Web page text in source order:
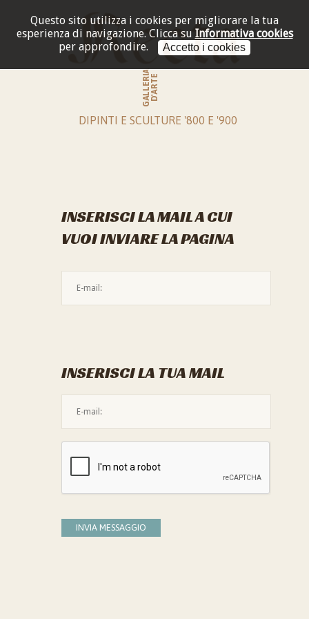
Questo sito utilizza i cookies per migliorare la tua
esperienza di navigazione. Clicca su Informativa cookies
per approfondire.
Accetto i cookies
GALLERIAD'ARTE
DIPINTI E SCULTURE '800 E '900
INSERISCI LA MAIL A CUI
VUOI INVIARE LA PAGINA
INSERISCI LA TUA MAIL
INVIA MESSAGGIO